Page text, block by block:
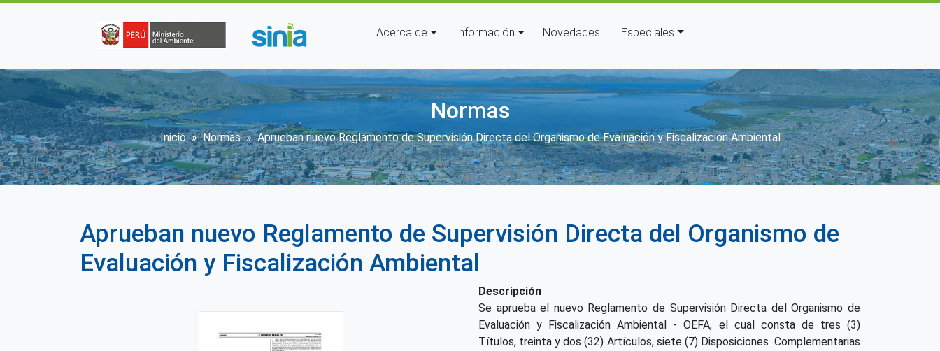
Navegación principal
Acerca de Información Novedades Especiales
Normas
Sobrescribir enlaces de ayuda a la navegación
Inicio Normas Aprueban nuevo Reglamento de Supervisión Directa del Organismo de Evaluación y Fiscalización Ambiental
Aprueban nuevo Reglamento de Supervisión Directa del Organismo de
Evaluación y Fiscalización Ambiental
Descripción
Se aprueba el nuevo Reglamento de Supervisión Directa del Organismo de
Evaluación y Fiscalización Ambiental - OEFA, el cual consta de tres (3)
Títulos, treinta y dos (32) Artículos, siete (7) Disposiciones Complementarias